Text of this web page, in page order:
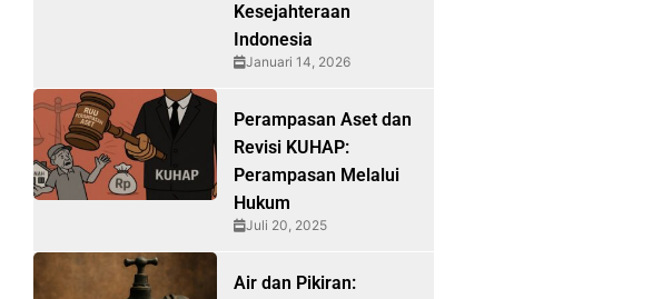
Kesejahteraan
Indonesia
Januari 14, 2026
Perampasan Aset dan
Revisi KUHAP:
Perampasan Melalui
Hukum
Juli 20, 2025
Air dan Pikiran: